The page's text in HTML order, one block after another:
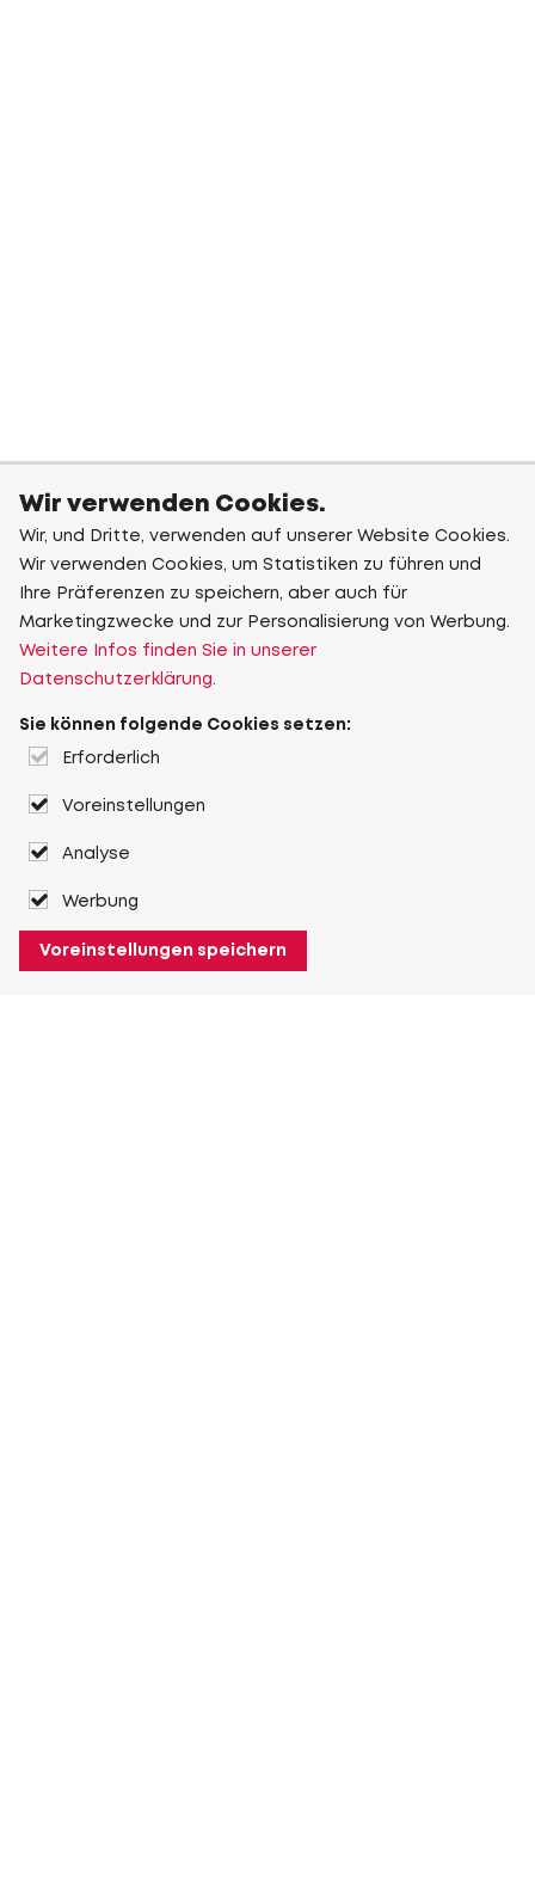
Wir verwenden Cookies.
Wir, und Dritte, verwenden auf unserer Website Cookies.
Wir verwenden Cookies, um Statistiken zu führen und
Ihre Präferenzen zu speichern, aber auch für
Marketingzwecke und zur Personalisierung von Werbung.
Weitere Infos finden Sie in unserer
Datenschutzerklärung.
Sie können folgende Cookies setzen:
Erforderlich
Voreinstellungen
Analyse
Werbung
Voreinstellungen speichern